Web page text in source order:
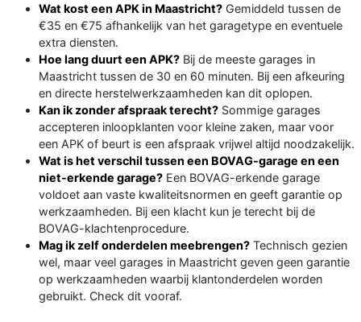
Wat kost een APK in Maastricht? Gemiddeld tussen de
€35 en €75 afhankelijk van het garagetype en eventuele
extra diensten.
Hoe lang duurt een APK? Bij de meeste garages in
Maastricht tussen de 30 en 60 minuten. Bij een afkeuring
en directe herstelwerkzaamheden kan dit oplopen.
Kan ik zonder afspraak terecht? Sommige garages
accepteren inloopklanten voor kleine zaken, maar voor
een APK of beurt is een afspraak vrijwel altijd noodzakelijk.
Wat is het verschil tussen een BOVAG-garage en een
niet-erkende garage? Een BOVAG-erkende garage
voldoet aan vaste kwaliteitsnormen en geeft garantie op
werkzaamheden. Bij een klacht kun je terecht bij de
BOVAG-klachtenprocedure.
Mag ik zelf onderdelen meebrengen? Technisch gezien
wel, maar veel garages in Maastricht geven geen garantie
op werkzaamheden waarbij klantonderdelen worden
gebruikt. Check dit vooraf.